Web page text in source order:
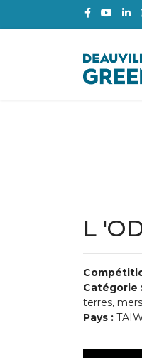
L
Catégorie
terres,
Pays :